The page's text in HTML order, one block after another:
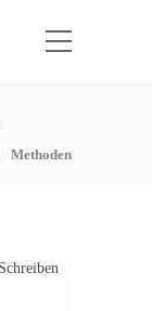
Methoden